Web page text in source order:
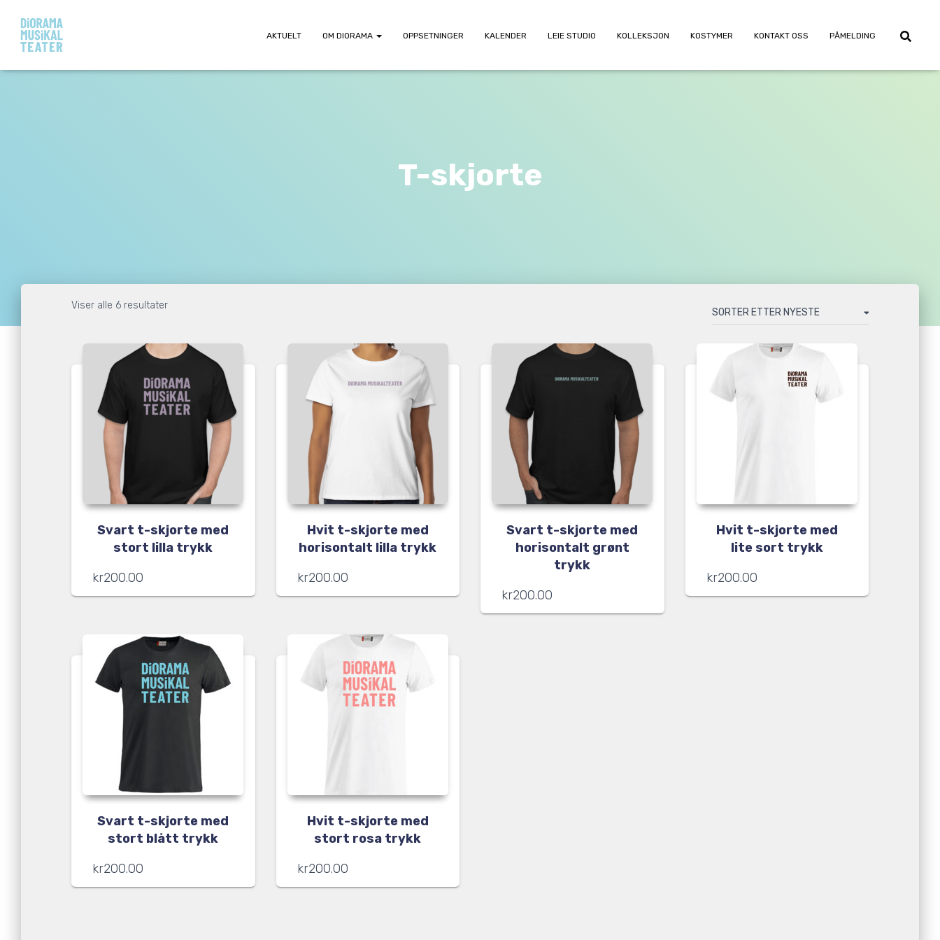
AKTUELT OM DIORAMA OPPSETNINGER KALENDER LEIE STUDIO KOLLEKSJON KOSTYMER KONTAKT OSS PÅMELDING
T-skjorte
Viser alle 6 resultater
Svart t-skjorte med
stort lilla trykk
kr200.00
Hvit t-skjorte med
horisontalt lilla trykk
kr200.00
Svart t-skjorte med
horisontalt grønt
trykk
kr200.00
Hvit t-skjorte med
lite sort trykk
kr200.00
Svart t-skjorte med
stort blått trykk
kr200.00
Hvit t-skjorte med
stort rosa trykk
kr200.00